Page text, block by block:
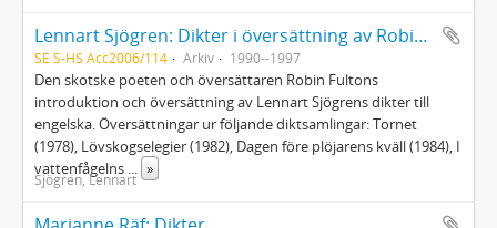
Lennart Sjögren: Dikter i översättning av Robin Fulton
SE S-HS Acc2006/114 Arkiv 1990--1997
Den skotske poeten och översättaren Robin Fultons
introduktion och översättning av Lennart Sjögrens dikter till
engelska. Översättningar ur följande diktsamlingar: Tornet
(1978), Lövskogselegier (1982), Dagen före plöjarens kväll (1984), I
vattenfågelns ... »
Sjögren, Lennart